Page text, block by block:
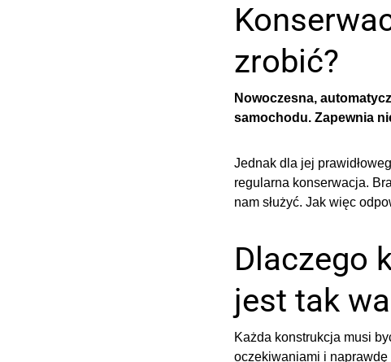
zrobić?
Nowoczesna,
samochodu. Zapewnia
Jednak dla jej
regularna konserwacja.
nam służyć. Jak więc
Dlaczego
jest tak
Każda konstrukcja musi
oczekiwaniami i naprawdę